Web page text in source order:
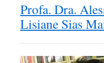
Profa. Dra.
Lisiane Sias